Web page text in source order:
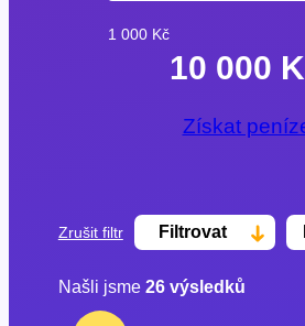
1 000 Kč
10 000
Získat
Zrušit filtr Filtrovat
Cena
Našli jsme 26výsledků